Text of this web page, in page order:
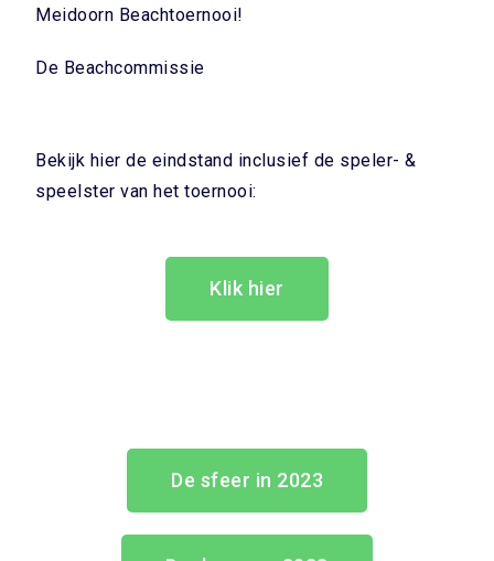
Meidoorn Beachtoernooi!
De Beachcommissie
Bekijk hier de eindstand inclusief de speler- &
speelster van het toernooi:
Klik hier
De sfeer in 2023